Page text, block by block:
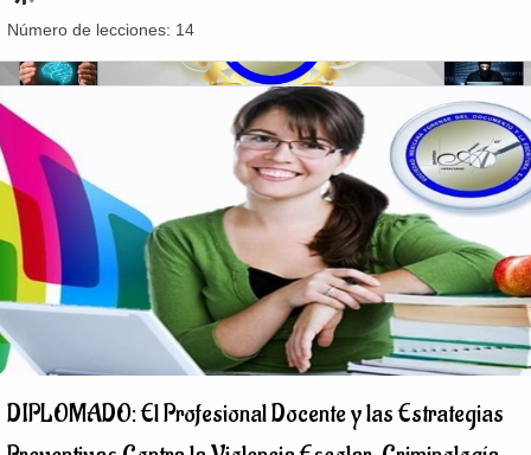
Número de lecciones: 14
DIPLOMADO: El Profesional Docente y las Estrategias